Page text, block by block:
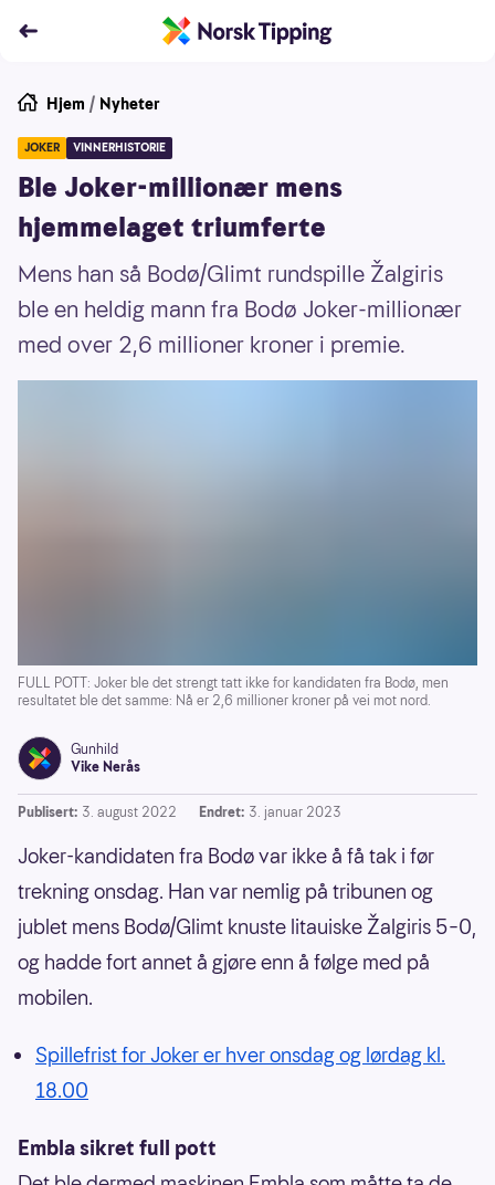
Hjem / Nyheter
JOKER VINNERHISTORIE
Ble Joker-millionær mens
hjemmelaget triumferte
Mens han så Bodø/Glimt rundspille Žalgiris
ble en heldig mann fra Bodø Joker-millionær
med over 2,6 millioner kroner i premie.
FULL POTT: Joker ble det strengt tatt ikke for kandidaten fra Bodø, men
resultatet ble det samme: Nå er 2,6 millioner kroner på vei mot nord.
Gunhild
Vike Nerås
Publisert: 3. august 2022 Endret: 3. januar 2023
Joker-kandidaten fra Bodø var ikke å få tak i før
trekning onsdag. Han var nemlig på tribunen og
jublet mens Bodø/Glimt knuste litauiske Žalgiris 5–0,
og hadde fort annet å gjøre enn å følge med på
mobilen.
Spillefrist for Joker er hver onsdag og lørdag kl.
18.00
Embla sikret full pott